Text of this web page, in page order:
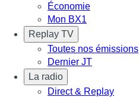
Économie
Mon BX1
Replay TV
Toutes nos émissions
Dernier JT
La radio
Direct & Replay